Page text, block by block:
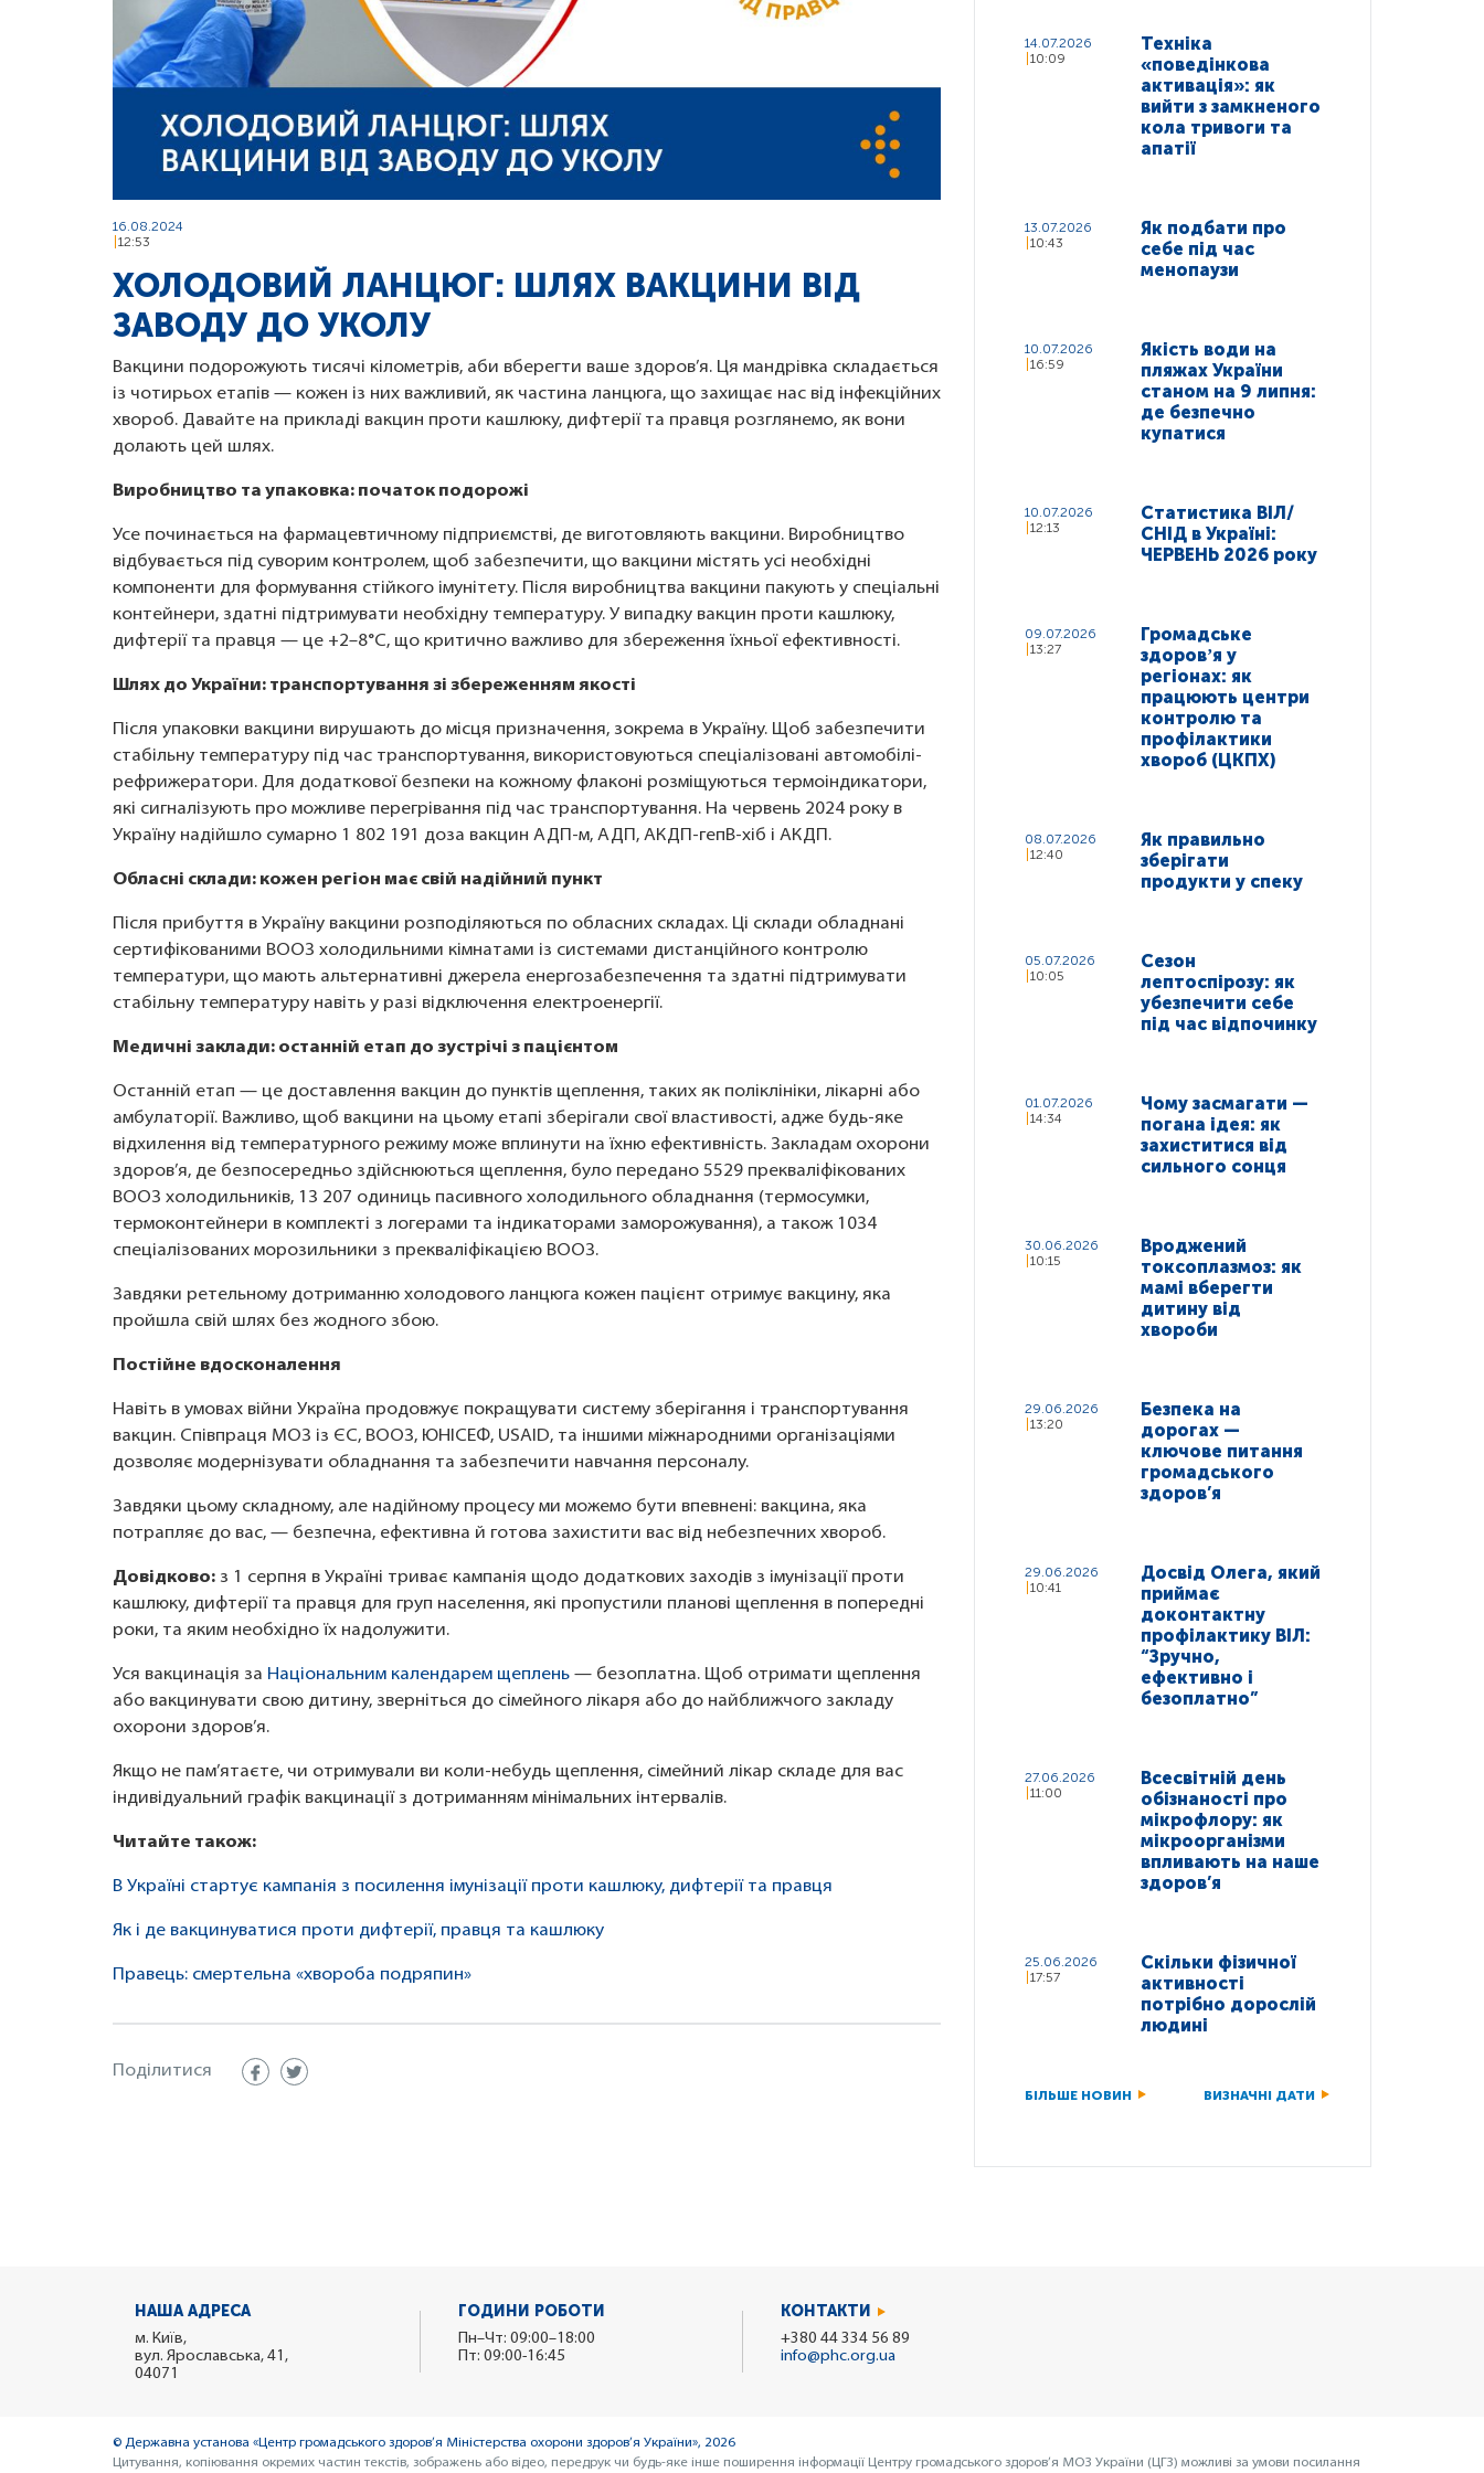
16.08.2024
12:53
ХОЛОДОВИЙ ЛАНЦЮГ: ШЛЯХ ВАКЦИНИ ВІД
ЗАВОДУ ДО УКОЛУ
Вакцини подорожують тисячі кілометрів, аби вберегти ваше здоров’я. Ця мандрівка складається
із чотирьох етапів — кожен із них важливий, як частина ланцюга, що захищає нас від інфекційних
хвороб. Давайте на прикладі вакцин проти кашлюку, дифтерії та правця розглянемо, як вони
долають цей шлях.
Виробництво та упаковка: початок подорожі
Усе починається на фармацевтичному підприємстві, де виготовляють вакцини. Виробництво
відбувається під суворим контролем, щоб забезпечити, що вакцини містять усі необхідні
компоненти для формування стійкого імунітету. Після виробництва вакцини пакують у спеціальні
контейнери, здатні підтримувати необхідну температуру. У випадку вакцин проти кашлюку,
дифтерії та правця — це +2–8°C, що критично важливо для збереження їхньої ефективності.
Шлях до України: транспортування зі збереженням якості
Після упаковки вакцини вирушають до місця призначення, зокрема в Україну. Щоб забезпечити
стабільну температуру під час транспортування, використовуються спеціалізовані автомобілі-
рефрижератори. Для додаткової безпеки на кожному флаконі розміщуються термоіндикатори,
які сигналізують про можливе перегрівання під час транспортування. На червень 2024 року в
Україну надійшло сумарно 1 802 191 доза вакцин АДП-м, АДП, АКДП-гепВ-хіб і АКДП.
Обласні склади: кожен регіон має свій надійний пункт
Після прибуття в Україну вакцини розподіляються по обласних складах. Ці склади обладнані
сертифікованими ВООЗ холодильними кімнатами із системами дистанційного контролю
температури, що мають альтернативні джерела енергозабезпечення та здатні підтримувати
стабільну температуру навіть у разі відключення електроенергії.
Медичні заклади: останній етап до зустрічі з пацієнтом
Останній етап — це доставлення вакцин до пунктів щеплення, таких як поліклініки, лікарні або
амбулаторії. Важливо, щоб вакцини на цьому етапі зберігали свої властивості, адже будь-яке
відхилення від температурного режиму може вплинути на їхню ефективність. Закладам охорони
здоров’я, де безпосередньо здійснюються щеплення, було передано 5529 прекваліфікованих
ВООЗ холодильників, 13 207 одиниць пасивного холодильного обладнання (термосумки,
термоконтейнери в комплекті з логерами та індикаторами заморожування), а також 1034
спеціалізованих морозильники з прекваліфікацією ВООЗ.
Завдяки ретельному дотриманню холодового ланцюга кожен пацієнт отримує вакцину, яка
пройшла свій шлях без жодного збою.
Постійне вдосконалення
Навіть в умовах війни Україна продовжує покращувати систему зберігання і транспортування
вакцин. Співпраця МОЗ із ЄС, ВООЗ, ЮНІСЕФ, USAID, та іншими міжнародними організаціями
дозволяє модернізувати обладнання та забезпечити навчання персоналу.
Завдяки цьому складному, але надійному процесу ми можемо бути впевнені: вакцина, яка
потрапляє до вас, — безпечна, ефективна й готова захистити вас від небезпечних хвороб.
Довідково: з 1 серпня в Україні триває кампанія щодо додаткових заходів з імунізації проти
кашлюку, дифтерії та правця для груп населення, які пропустили планові щеплення в попередні
роки, та яким необхідно їх надолужити.
Уся вакцинація за Національним календарем щеплень — безоплатна. Щоб отримати щеплення
або вакцинувати свою дитину, зверніться до сімейного лікаря або до найближчого закладу
охорони здоров’я.
Якщо не пам’ятаєте, чи отримували ви коли-небудь щеплення, сімейний лікар складе для вас
індивідуальний графік вакцинації з дотриманням мінімальних інтервалів.
Читайте також:
В Україні стартує кампанія з посилення імунізації проти кашлюку, дифтерії та правця
Як і де вакцинуватися проти дифтерії, правця та кашлюку
Правець: смертельна «хвороба подряпин»
Поділитися
14.07.2026
10:09
Техніка
«поведінкова
активація»: як
вийти з замкненого
кола тривоги та
апатії
13.07.2026
10:43
Як подбати про
себе під час
менопаузи
10.07.2026
16:59
Якість води на
пляжах України
станом на 9 липня:
де безпечно
купатися
10.07.2026
12:13
Статистика ВІЛ/
СНІД в Україні:
ЧЕРВЕНЬ 2026 року
09.07.2026
13:27
Громадське
здоровʼя у
регіонах: як
працюють центри
контролю та
профілактики
хвороб (ЦКПХ)
08.07.2026
12:40
Як правильно
зберігати
продукти у спеку
05.07.2026
10:05
Сезон
лептоспірозу: як
убезпечити себе
під час відпочинку
01.07.2026
14:34
Чому засмагати —
погана ідея: як
захиститися від
сильного сонця
30.06.2026
10:15
Вроджений
токсоплазмоз: як
мамі вберегти
дитину від
хвороби
29.06.2026
13:20
Безпека на
дорогах —
ключове питання
громадського
здоров’я
29.06.2026
10:41
Досвід Олега, який
приймає
доконтактну
профілактику ВІЛ:
“Зручно,
ефективно і
безоплатно”
27.06.2026
11:00
Всесвітній день
обізнаності про
мікрофлору: як
мікроорганізми
впливають на наше
здоров’я
25.06.2026
17:57
Скільки фізичної
активності
потрібно дорослій
людині
БІЛЬШЕ НОВИН ВИЗНАЧНІ ДАТИ
НАША АДРЕСА
м. Київ,
вул. Ярославська, 41,
04071
ГОДИНИ РОБОТИ
Пн–Чт: 09:00–18:00
Пт: 09:00-16:45
КОНТАКТИ
+380 44 334 56 89
info@phc.org.ua
© Державна установа «Центр громадського здоров’я Міністерства охорони здоров’я України», 2026
Цитування, копіювання окремих частин текстів, зображень або відео, передрук чи будь-яке інше поширення інформації Центру громадського здоров’я МОЗ України (ЦГЗ) можливі за умови посилання